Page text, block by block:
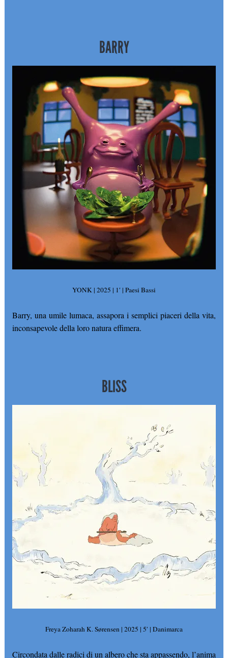
BARRY
YONK | 2025 | 1′ | Paesi Bassi
Barry, una umile lumaca, assapora i semplici piaceri della vita,
inconsapevole della loro natura effimera.
BLISS
Freya Zoharah K. Sørensen | 2025 | 5′ | Danimarca
Circondata dalle radici di un albero che sta appassendo, l’anima